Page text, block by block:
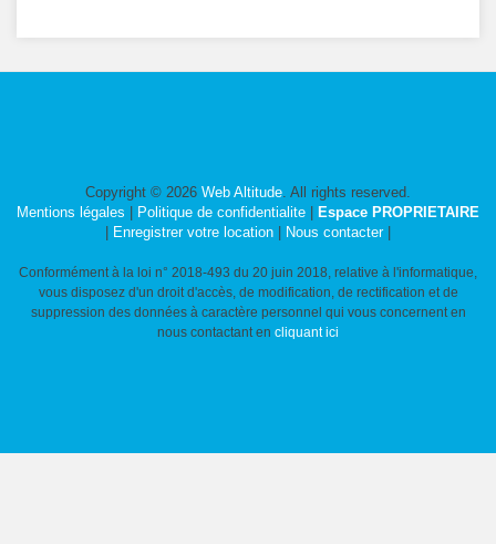
Copyright © 2026 Web Altitude. All rights reserved.
Mentions légales
Politique de confidentialite
Espace PROPRIETAIRE
Enregistrer votre location Nous contacter|
Conformément à la loi n° 2018-493 du 20 juin 2018, relative à l'informatique,
vous disposez d'un droit d'accès, de modification, de rectification et de
suppression des données à caractère personnel qui vous concernent en
nous contactant en cliquant ici